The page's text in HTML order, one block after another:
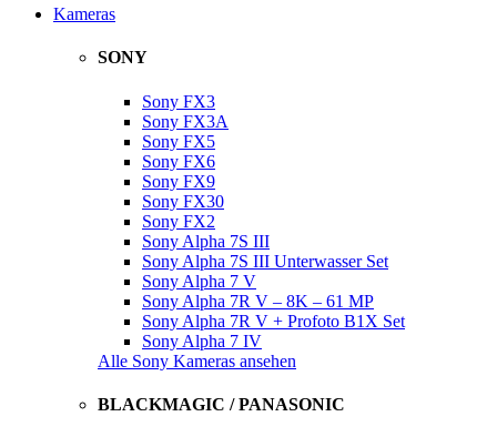
Kameras
SONY
Sony FX3
Sony FX3A
Sony FX5
Sony FX6
Sony FX9
Sony FX30
Sony FX2
Sony Alpha 7S III
Sony Alpha 7S III Unterwasser Set
Sony Alpha 7 V
Sony Alpha 7R V – 8K – 61 MP
Sony Alpha 7R V + Profoto B1X Set
Sony Alpha 7 IV
Alle Sony Kameras ansehen
BLACKMAGIC / PANASONIC